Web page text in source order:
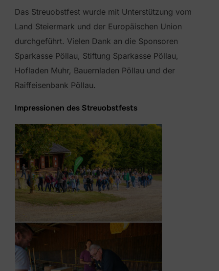
Das Streuobstfest wurde mit Unterstützung vom
Land Steiermark und der Europäischen Union
durchgeführt. Vielen Dank an die Sponsoren
Sparkasse Pöllau, Stiftung Sparkasse Pöllau,
Hofladen Muhr, Bauernladen Pöllau und der
Raiffeisenbank Pöllau.
Impressionen des Streuobstfests